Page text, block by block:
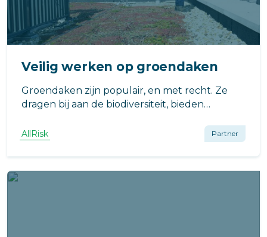
Veilig werken op groendaken
Groendaken zijn populair, en met recht. Ze
dragen bij aan de biodiversiteit, bieden
woningisolatie. Maar groendaken hebben
onderhoud nodig, hoe doe je dat veilig?
AllRisk Partner